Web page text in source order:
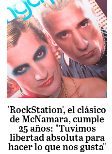
'RockStation', el clásico
de McNamara, cumple
25 años: "Tuvimos
libertad absoluta para
hacer lo que nos gusta"